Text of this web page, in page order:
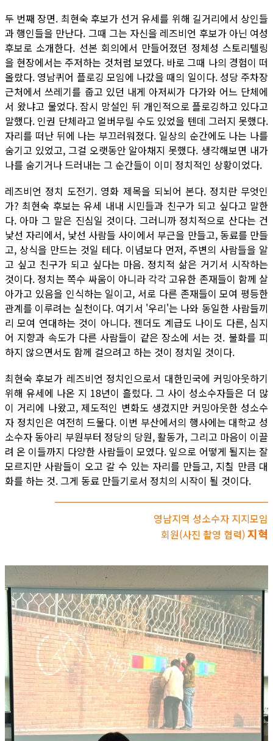
두 번째 장면. 최현숙 후보가 선거 유세를 위해 길거리에서 상인들
과 행인들을 만난다. 그때 그는 자신을 레즈비언 후보가 아닌 여성
후보로 소개한다. 선본 회의에서 만들어졌던 정체성 스토리텔링
을 현장에서는 주저하는 것처럼 보였다. 바로 그때 나의 경험이 떠
올랐다. 영남퀴어 플로깅 모임에 나갔을 때의 일이다. 성당 주차장
근처에서 쓰레기를 줍고 있던 내게 아저씨가 다가와 어느 단체에
서 왔냐고 물었다. 잠시 망설인 뒤 개인적으로 플로깅하고 있다고
말했다. 인권 단체라고 얼버무릴 수도 있었을 텐데 그러지 못했다.
자리를 떠난 뒤에 나는 부끄러워졌다. 일상의 순간에도 나는 나를
숨기고 있었고, 그걸 오랫동안 알아채지 못했다. 생각해보면 내가
나를 숨기거나 드러내는 그 순간들이 이미 정치적인 상황이었다.
레즈비언 정치 도전기. 영화 제목을 되뇌어 본다. 정치란 무엇인
가? 최현숙 후보는 유세 내내 시민들과 친구가 되고 싶다고 말한
다. 아마 그 말은 진심일 것이다. 그러니까 정치적으로 산다는 건
낯선 자리에서, 낯선 사람들 사이에서 부근을 만들고, 동료를 만들
고, 상식을 만드는 것일 테다. 이념보다 먼저, 주변의 사람들을 알
고 싶고 친구가 되고 싶다는 마음. 정치적 삶은 거기서 시작하는
것이다. 정치는 쪽수 싸움이 아니라 각각 고유한 존재들이 함께 살
아가고 있음을 인식하는 일이고, 서로 다른 존재들이 모여 평등한
관계를 이루려는 실천이다. 여기서 '우리'는 나와 동일한 사람들끼
리 모여 연대하는 것이 아니다. 젠더도 계급도 나이도 다른, 심지
어 지향과 속도가 다른 사람들이 같은 장소에 서는 것. 불화를 피
하지 않으면서도 함께 걸으려고 하는 것이 정치일 것이다.
최현숙 후보가 레즈비언 정치인으로서 대한민국에 커밍아웃하기
위해 유세에 나온 지 18년이 흘렀다. 그 사이 성소수자들은 더 많
이 거리에 나왔고, 제도적인 변화도 생겼지만 커밍아웃한 성소수
자 정치인은 여전히 드물다. 이번 부산에서의 행사에는 대학교 성
소수자 동아리 부원부터 정당의 당원, 활동가, 그리고 마음이 이끌
려 온 이들까지 다양한 사람들이 모였다. 잎으로 어떻게 될지는 잘
모르지만 사람들이 오고 갈 수 있는 자리를 만들고, 지칠 만큼 대
화를 하는 것. 그게 동료 만들기로서 정치의 시작이 될 것이다.
영남지역 성소수자 지지모임
회원(사진 촬영 협력) 지혁